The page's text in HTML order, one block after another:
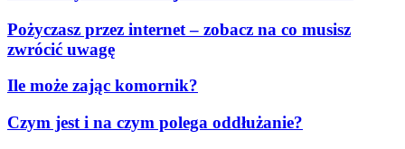
Pożyczasz przez internet – zobacz na co musisz
zwrócić uwagę
Ile może zając komornik?
Czym jest i na czym polega oddłużanie?